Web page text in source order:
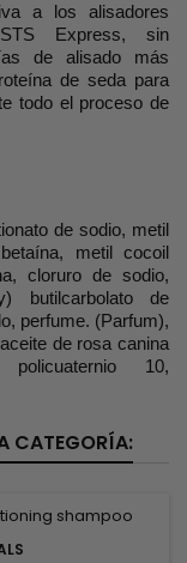
a los alisadores
Express, sin
de alisado más
de seda para
todo el proceso de
de sodio, metil
metil cocoil
cloruro de sodio,
butilcarbolato de
perfume. (Parfum),
de rosa canina
policuaternio 10,
CATEGORÍA: